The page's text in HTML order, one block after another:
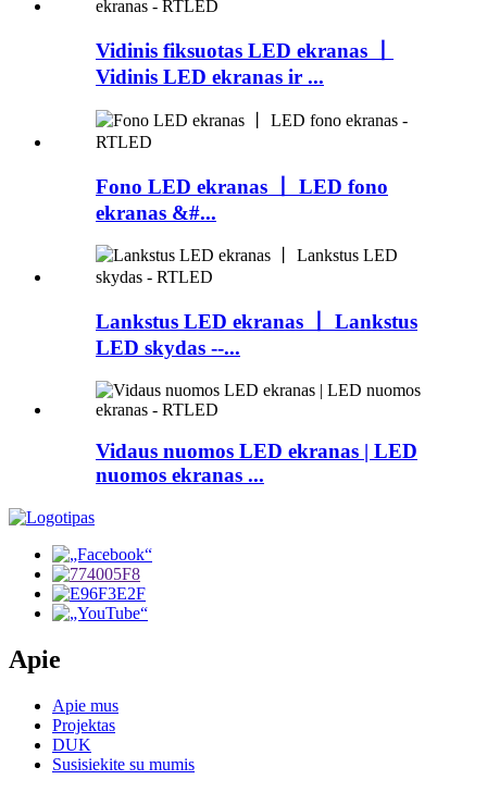
Vidinis fiksuotas LED ekranas 丨
Vidinis LED ekranas ir ...
Fono LED ekranas 丨 LED fono
ekranas &#...
Lankstus LED ekranas 丨 Lankstus
LED skydas --...
Vidaus nuomos LED ekranas | LED
nuomos ekranas ...
Apie
Apie mus
Projektas
DUK
Susisiekite su mumis